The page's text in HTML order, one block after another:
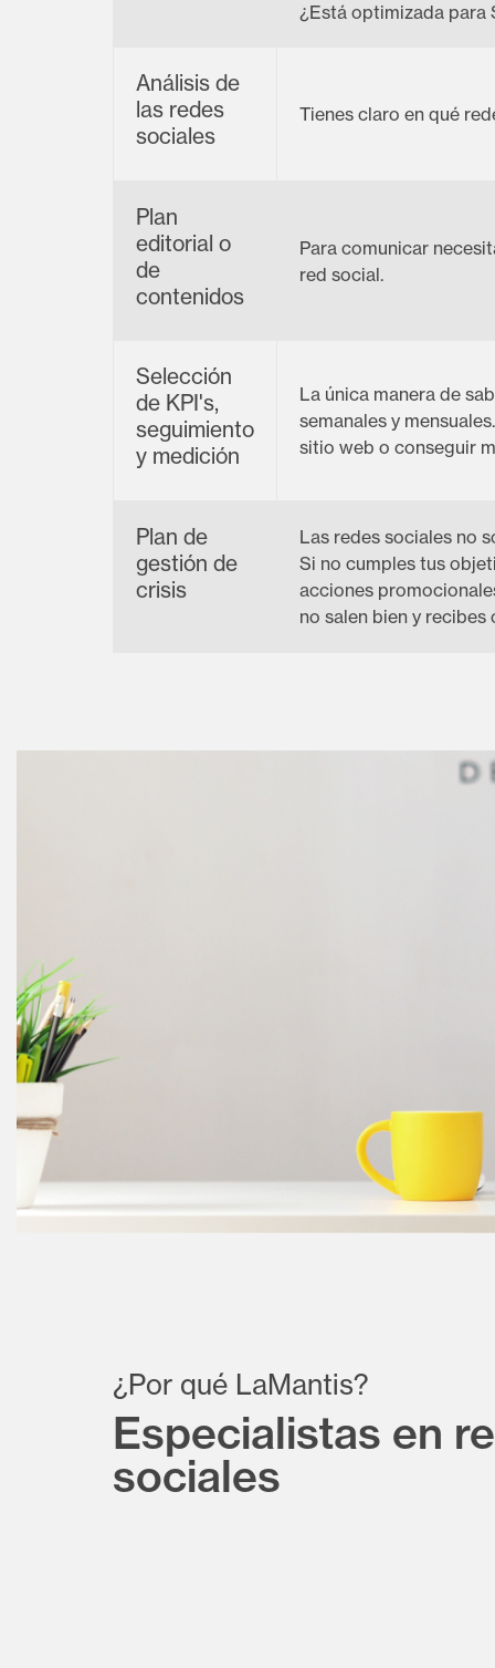
¿Está optimizada para
Análisis de
las redes
sociales
Tienes claro en qué
Plan
editorial o
de
contenidos
Para comunicar
red social.
Selección
de KPI's,
seguimiento
y medición
La única manera de
semanales y
sitio web o conseguir
Plan de
gestión de
crisis
Las redes sociales no
Si no cumples tus
acciones
no salen bien y
¿Por qué LaMantis?
Especialistas en
sociales